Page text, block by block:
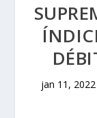
jan 11, 2022